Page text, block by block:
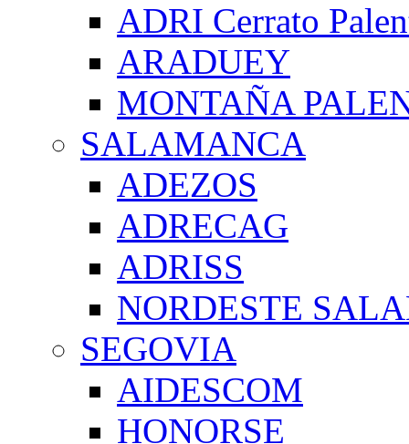
ADRI Cerrato
ARADUEY
MONTAÑA
SALAMANCA
ADEZOS
ADRECAG
ADRISS
NORDESTE
SEGOVIA
AIDESCOM
HONORSE